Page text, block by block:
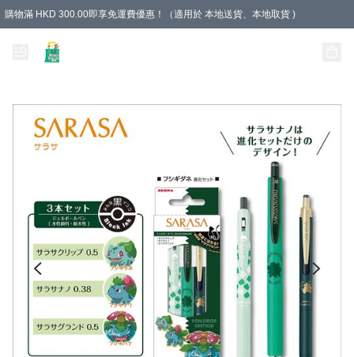
購物滿 HKD 300.00即享免運費優惠！（適用於 本地送貨、本地取貨 )